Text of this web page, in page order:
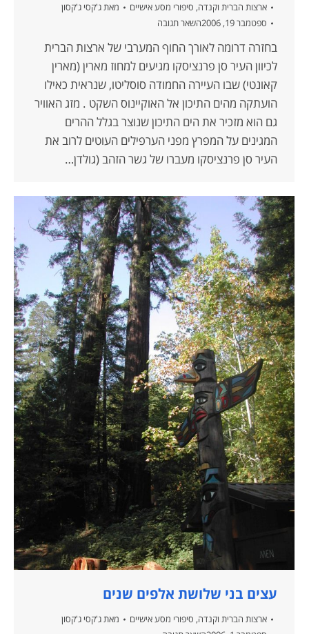
ארצות הברית וקנדה, סיפורי מסע אישיים מאתג'קסי ג'קסון
ספטמבר 19, 2006
השאר תגובה
בחזרה דרומה לאורך החוף המערבי של ארצות הברית
לכיוון העיר סן פרנציסקו מגיעים למחוז מארין (מארין
קאונטי) שבו העיירה החמודה סוסליטו, שנראית כאילו
הועתקה מהים התיכון אל האוקיינוס השקט . מזג האוויר
גם הוא מזכיר את הים התיכון שנוצר בגלל ההרים
המגינים על המפרץ מפני הערפילים העוטים לרוב את
העיר סן פרנציסקו מעברו של גשר הזהב (גולדן…
עצים בני שלושת אלפים שנים
ארצות הברית וקנדה, סיפורי מסע אישיים מאתג'קסי ג'קסון